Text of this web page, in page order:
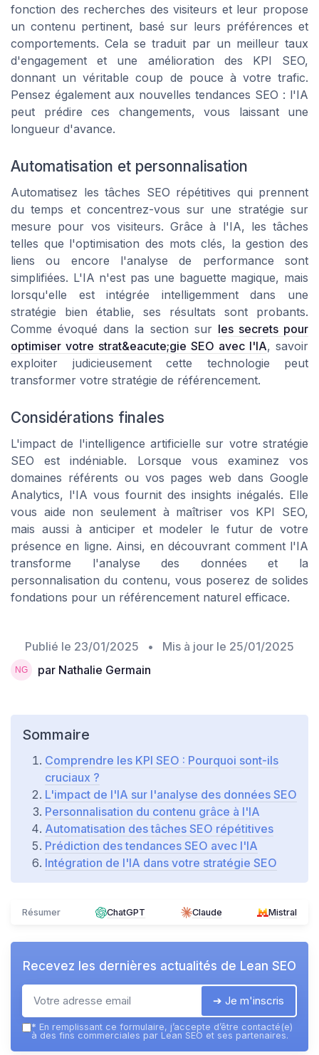
fonction des recherches des visiteurs et leur propose
un contenu pertinent, basé sur leurs préférences et
comportements. Cela se traduit par un meilleur taux
d'engagement et une amélioration des KPI SEO,
donnant un véritable coup de pouce à votre trafic.
Pensez également aux nouvelles tendances SEO : l'IA
peut prédire ces changements, vous laissant une
longueur d'avance.
Automatisation et personnalisation
Automatisez les tâches SEO répétitives qui prennent
du temps et concentrez-vous sur une stratégie sur
mesure pour vos visiteurs. Grâce à l'IA, les tâches
telles que l'optimisation des mots clés, la gestion des
liens ou encore l'analyse de performance sont
simplifiées. L'IA n'est pas une baguette magique, mais
lorsqu'elle est intégrée intelligemment dans une
stratégie bien établie, ses résultats sont probants.
Comme évoqué dans la section sur les secrets pour
optimiser votre strat&eacute;gie SEO avec l'IA, savoir
exploiter judicieusement cette technologie peut
transformer votre stratégie de référencement.
Considérations finales
L'impact de l'intelligence artificielle sur votre stratégie
SEO est indéniable. Lorsque vous examinez vos
domaines référents ou vos pages web dans Google
Analytics, l'IA vous fournit des insights inégalés. Elle
vous aide non seulement à maîtriser vos KPI SEO,
mais aussi à anticiper et modeler le futur de votre
présence en ligne. Ainsi, en découvrant comment l'IA
transforme l'analyse des données et la
personnalisation du contenu, vous poserez de solides
fondations pour un référencement naturel efficace.
Publié le 23/01/2025 • Mis à jour le 25/01/2025
par Nathalie Germain
Sommaire
Comprendre les KPI SEO : Pourquoi sont-ils
cruciaux ?
L'impact de l'IA sur l'analyse des données SEO
Personnalisation du contenu grâce à l'IA
Automatisation des tâches SEO répétitives
Prédiction des tendances SEO avec l'IA
Intégration de l'IA dans votre stratégie SEO
Résumer ChatGPT Claude Mistral
Recevez les dernières actualités de Lean SEO
➔ Je m'inscris
* En remplissant ce formulaire, j’accepte d’être contacté(e)
à des fins commerciales par Lean SEO et ses partenaires.